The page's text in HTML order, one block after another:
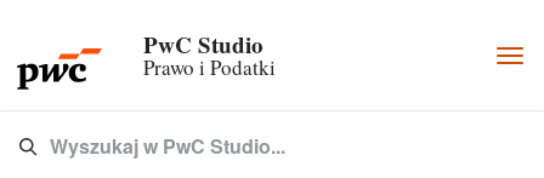
PwC Studio
Prawo i Podatki
Wyszukaj w PwC Studio...